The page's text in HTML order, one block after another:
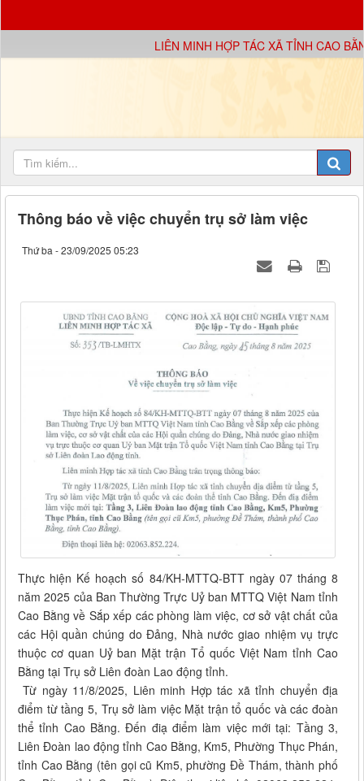
LIÊN MINH HỢP TÁC XÃ TỈNH CAO
Thông báo về việc chuyển trụ sở làm việc
Thứ ba - 23/09/2025 05:23
Thực hiện Kế hoạch số 84/KH-MTTQ-BTT ngày 07 tháng 8
năm 2025 của Ban Thường Trực Uỷ ban MTTQ Việt Nam tỉnh
Cao Bằng về Sắp xếp các phòng làm việc, cơ sở vật chất của
các Hội quần chúng do Đảng, Nhà nước giao nhiệm vụ trực
thuộc cơ quan Uỷ ban Mặt trận Tổ quốc Việt Nam tỉnh Cao
Bằng tại Trụ sở Liên đoàn Lao động tỉnh.
Từ ngày 11/8/2025, Liên minh Hợp tác xã tỉnh chuyển địa
điểm từ tầng 5, Trụ sở làm việc Mặt trận tổ quốc và các đoàn
thể tỉnh Cao Bằng. Đến điạ điểm làm việc mới tại: Tầng 3,
Liên Đoàn lao động tỉnh Cao Bằng, Km5, Phường Thục Phán,
tỉnh Cao Bằng (tên gọi cũ Km5, phường Đề Thám, thành phố